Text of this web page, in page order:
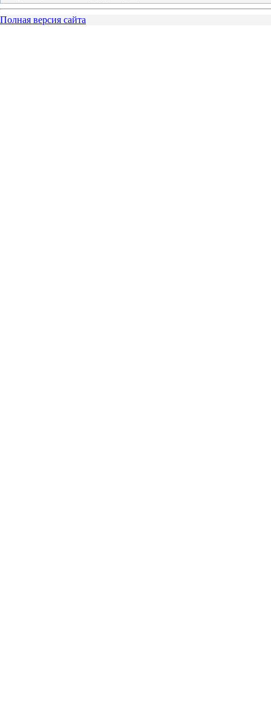
Полная версия сайта